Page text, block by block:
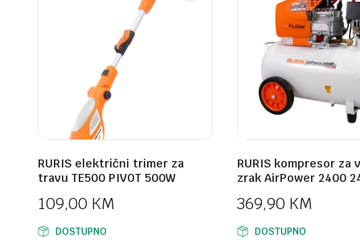
RURIS električni trimer za
travu TE500 PIVOT 500W
109,00 KM
DOSTUPNO
RURIS kompresor za
zrak AirPower 2400
369,90 KM
DOSTUPNO